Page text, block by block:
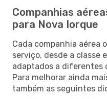
Companhias
para Nova Iorque
Cada companhia aérea
serviço, desde a classe
adaptados a diferentes
Para melhorar ainda
também as seguintes